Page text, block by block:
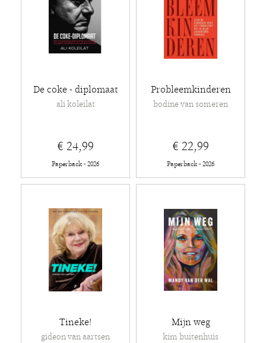
De coke - diplomaat
ali koleilat
€ 24,99
Paperback - 2026
Probleemkinderen
bodine van someren
€ 22,99
Paperback - 2026
Tineke!
gideon van aartsen
Mijn weg
kim buitenhuis